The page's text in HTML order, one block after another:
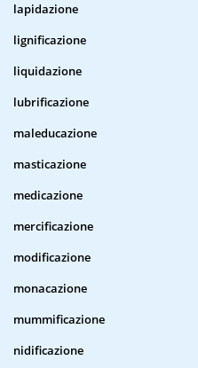
lapidazione
lignificazione
liquidazione
lubrificazione
maleducazione
masticazione
medicazione
mercificazione
modificazione
monacazione
mummificazione
nidificazione